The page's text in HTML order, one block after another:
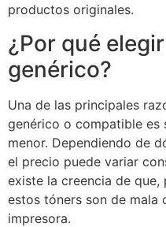
productos originales.
¿Por qué
genérico?
Una de las principales
genérico o compatible
menor. Dependiendo de
el precio puede variar
existe la creencia de que,
estos tóners son de mala
impresora.